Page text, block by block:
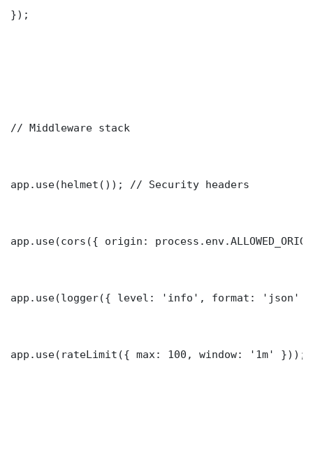
});
// Middleware stack
app.use(helmet()); // Security headers
app.use(cors({ origin:
app.use(logger({ level: 'info', format: 'json'
app.use(rateLimit({ max: 100, window: '1m' }));